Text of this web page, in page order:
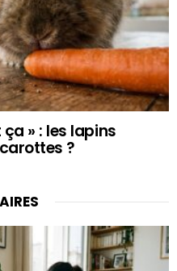
» : les lapins
?